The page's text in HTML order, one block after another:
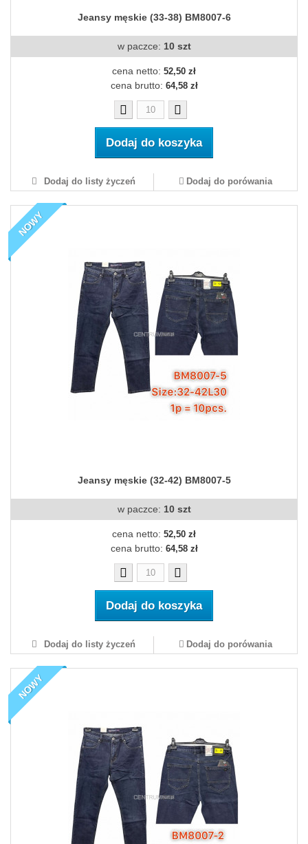
Jeansy męskie (33-38) BM8007-6
w paczce: 10 szt
cena netto: 52,50 zł
cena brutto: 64,58 zł
Dodaj do koszyka
Dodaj do listy życzeń Dodaj do porówania
NOWY
Jeansy męskie (32-42) BM8007-5
w paczce: 10 szt
cena netto: 52,50 zł
cena brutto: 64,58 zł
Dodaj do koszyka
Dodaj do listy życzeń Dodaj do porówania
NOWY